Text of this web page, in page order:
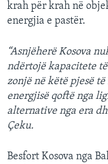
krah për krah në
energjia e pastër.
“Asnjëherë Kosova
ndërtojë kapacitete
zonjë në këtë pjesë
energjisë qoftë nga
alternative nga era
Çeku.
Besfort Kosova nga